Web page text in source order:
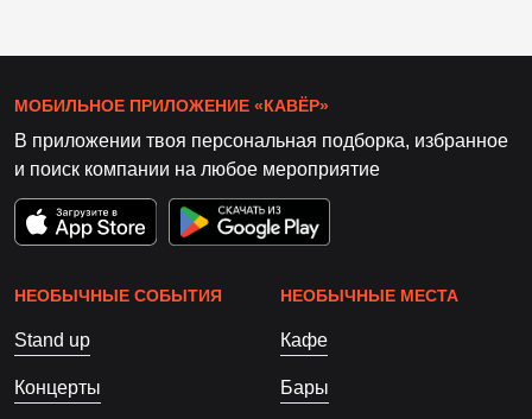
МОБИЛЬНОЕ ПРИЛОЖЕНИЕ «КАВЁР»
В приложении твоя персональная подборка, избранное
и поиск компании на любое мероприятие
НЕОБЫЧНЫЕ СОБЫТИЯ
Stand up
Концерты
НЕОБЫЧНЫЕ МЕСТА
Кафе
Бары